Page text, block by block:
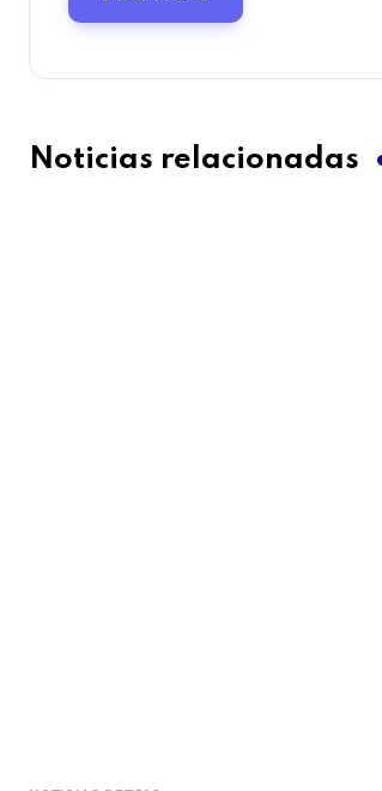
Noticias relacionadas